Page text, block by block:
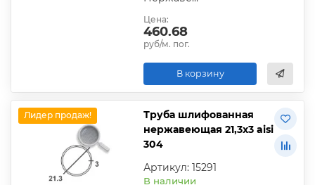
Цена:
460.68
руб/м. пог.
В корзину
Лидер продаж!
Труба шлифованная
нержавеющая 21,3х3 aisi
304
Артикул: 15291
В наличии